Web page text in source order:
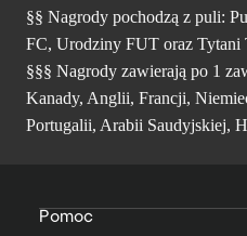
§§ Nagrody pochodzą z puli:
FC, Urodziny FUT oraz Tytani
§§§ Nagrody zawierają po 1
Kanady, Anglii, Francji,
Portugalii, Arabii Saudyjskiej,
Pomoc